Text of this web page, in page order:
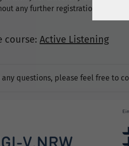
any further registration or
course: Active Listening
any questions, please feel free to